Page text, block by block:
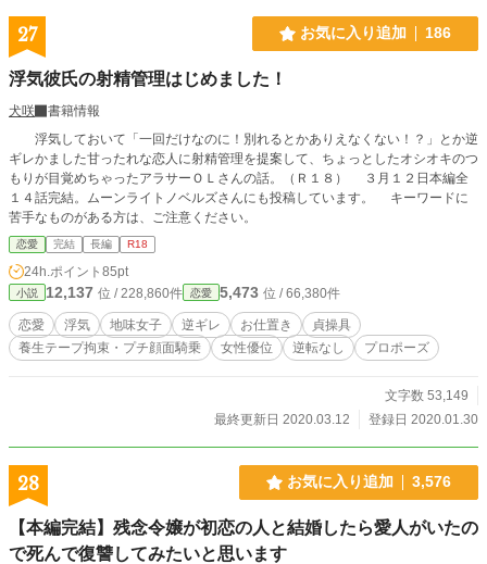
27 お気に入り追加 186
浮気彼氏の射精管理はじめました！
犬咲
書籍情報
浮気しておいて「一回だけなのに！別れるとかありえなくない！？」とか逆
ギレかました甘ったれな恋人に射精管理を提案して、ちょっとしたオシオキのつ
もりが目覚めちゃったアラサーＯＬさんの話。（Ｒ１８） ３月１２日本編全
１４話完結。ムーンライトノベルズさんにも投稿しています。 キーワードに
苦手なものがある方は、ご注意ください。
恋愛 完結 長編 R18
24h.ポイント 85pt
小説 12,137 位 / 228,860件 恋愛 5,473 位 / 66,380件
恋愛 浮気 地味女子 逆ギレ お仕置き
貞操具
養生テープ拘束・プチ顔面騎乗
女性優位 逆転なし プロポーズ
文字数 53,149
最終更新日 2020.03.12
登録日 2020.01.30
28 お気に入り追加 3,576
【本編完結】残念令嬢が初恋の人と結婚したら愛人がいたの
で死んで復讐してみたいと思います